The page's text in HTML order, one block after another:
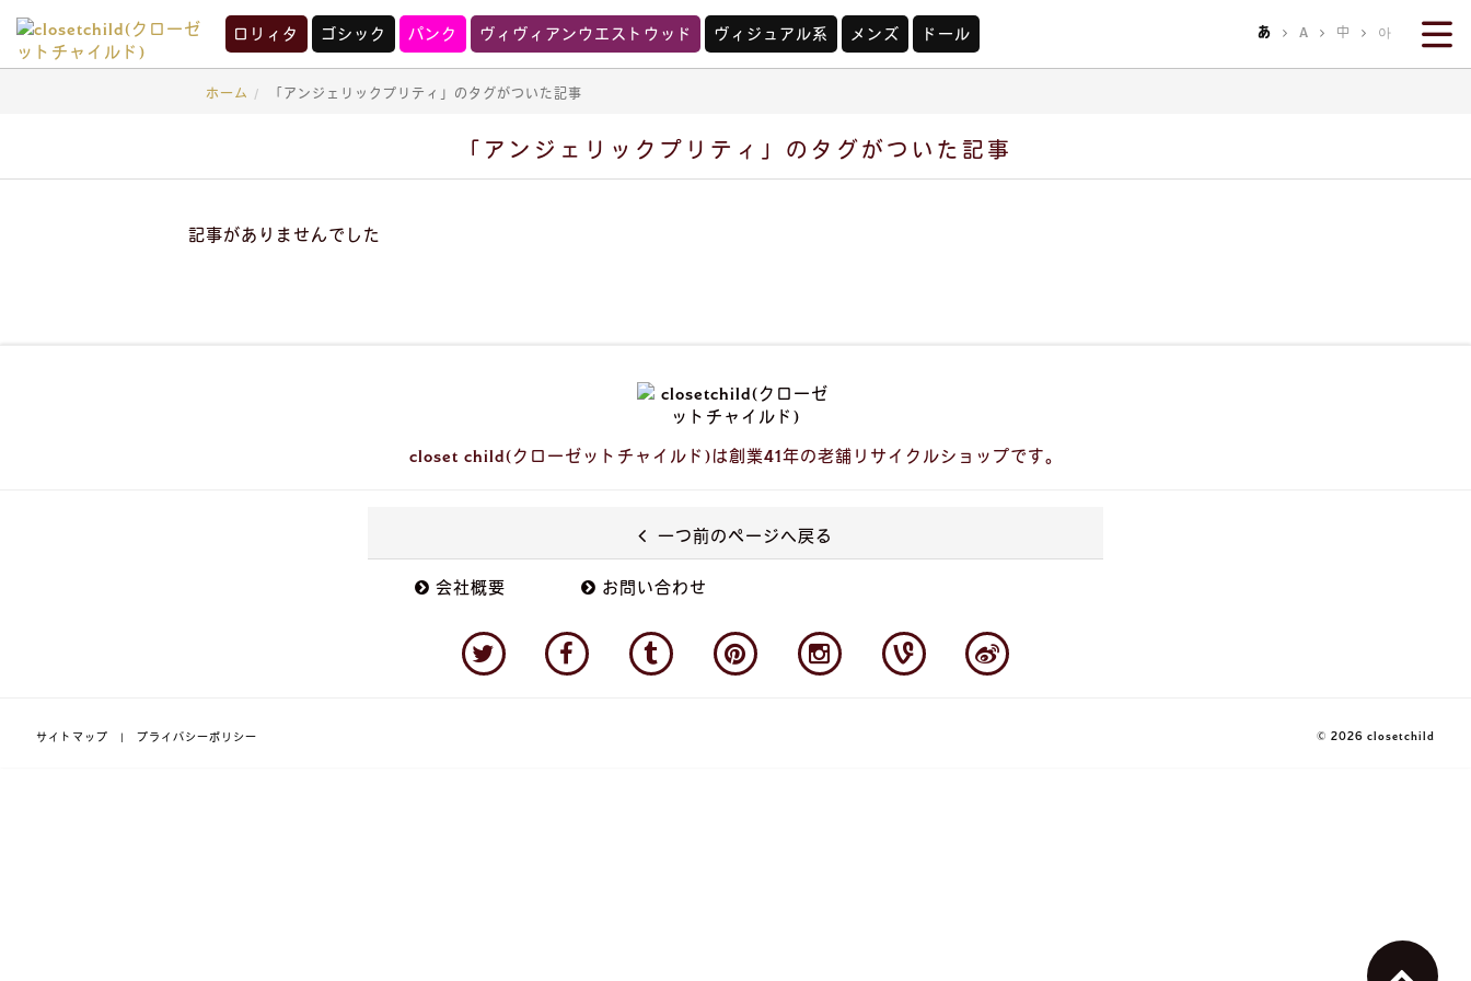
クロチャの情報満載！ あ A 中 아
ロリィタ ゴシック パンク ヴィヴィアンウエストウッド ヴィジュアル系 メンズ ドール あ A 中 아
ホーム 「アンジェリックプリティ」のタグがついた記事
「アンジェリックプリティ」のタグがついた記事
記事がありませんでした
closet child(クローゼットチャイルド)は創業41年の老舗リサイクルショップです。
一つ前のページへ戻る
会社概要 お問い合わせ
サイトマップ | プライバシーポリシー © 2026 closetchild